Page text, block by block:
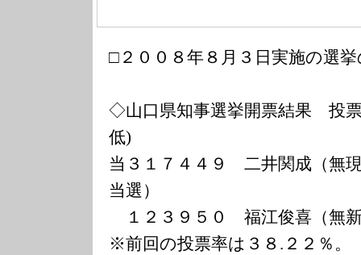
□２００８年８月３日実施の選
◇山口県知事選挙開票結果 投
低)
当３１７４４９ 二井関成（無
当選）
１２３９５０ 福江俊喜（無
※前回の投票率は３８.２２％。